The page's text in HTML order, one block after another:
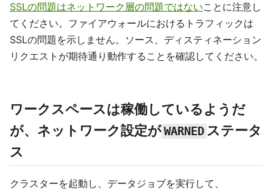
SSLの問題はネットワーク層の問題ではないことに注意し
てください。ファイアウォールにおけるトラフィックは
SSLの問題を示しません。ソース、ディスティネーション
リクエストが期待通り動作することを確認してください。
ワークスペースは稼働しているようだ
が、ネットワーク設定がWARNED ステータ
ス
クラスターを起動し、データジョブを実行して、